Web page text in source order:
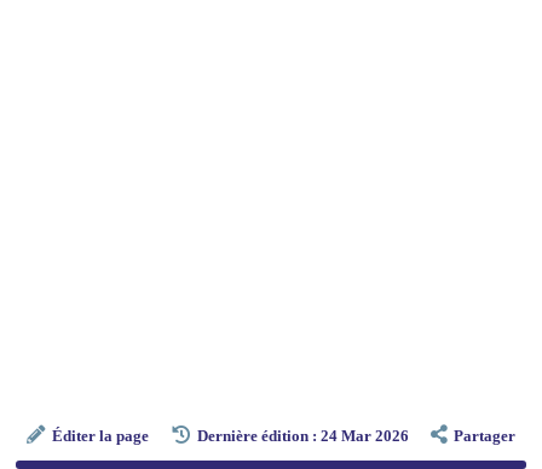
Éditer la page Dernière édition : 24 Mar 2026 Partager